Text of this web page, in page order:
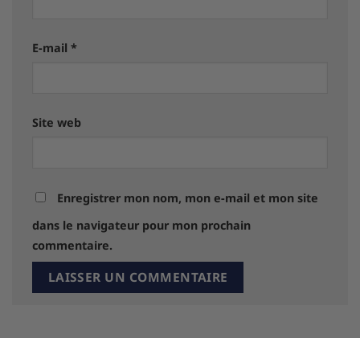
E-mail *
Site web
Enregistrer mon nom, mon e-mail et mon site
dans le navigateur pour mon prochain
commentaire.